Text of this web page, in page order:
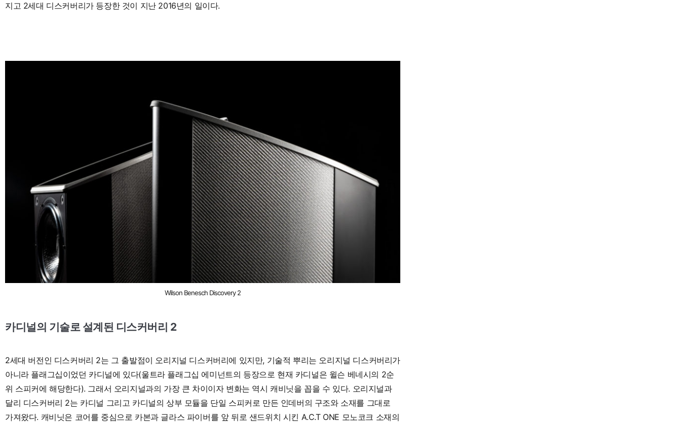
지고 2세대 디스커버리가 등장한 것이 지난 2016년의 일이다.
Wilson Benesch Discovery 2
카디널의 기술로 설계된 디스커버리 2
2세대 버전인 디스커버리 2는 그 출발점이 오리지널 디스커버리에 있지만, 기술적 뿌리는 오리지널 디스커버리가
아니라 플래그십이었던 카디널에 있다(울트라 플래그십 에미넌트의 등장으로 현재 카디널은 윌슨 베네시의 2순
위 스피커에 해당한다). 그래서 오리지널과의 가장 큰 차이이자 변화는 역시 캐비닛을 꼽을 수 있다. 오리지널과
달리 디스커버리 2는 카디널 그리고 카디널의 상부 모듈을 단일 스피커로 만든 인데버의 구조와 소재를 그대로
가져왔다. 캐비닛은 코어를 중심으로 카본과 글라스 파이버를 앞 뒤로 샌드위치 시킨 A.C.T ONE 모노코크 소재의